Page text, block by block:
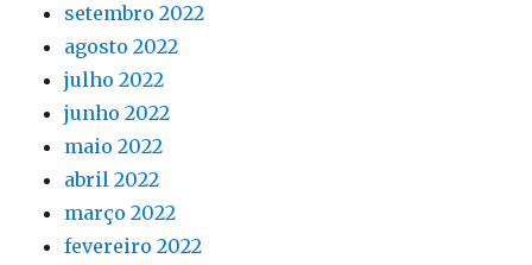
setembro 2022
agosto 2022
julho 2022
junho 2022
maio 2022
abril 2022
março 2022
fevereiro 2022